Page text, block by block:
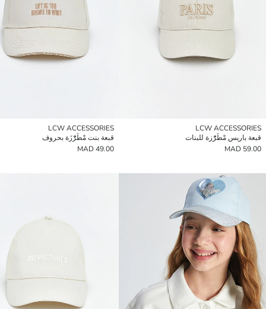
LCW ACCESSORIES
قبعة باريس مْطَرّْزة للبنات
59.00 MAD
LCW ACCESSORIES
قبعة بنت مْطَرّْزَة بحروف
49.00 MAD